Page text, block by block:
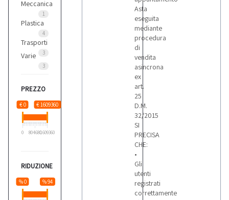
Meccanica
1
Plastica
4
Trasporti
3
Varie
3
PREZZO
€ 0 € 1609360
0 8046801609360
RIDUZIONE
% 0 % 94
Asta
eseguita
mediante
procedura
di
vendita
asincrona
ex
art.
25
D.M.
32/2015
SI
PRECISA
CHE:
•
Gli
utenti
registrati
correttamente